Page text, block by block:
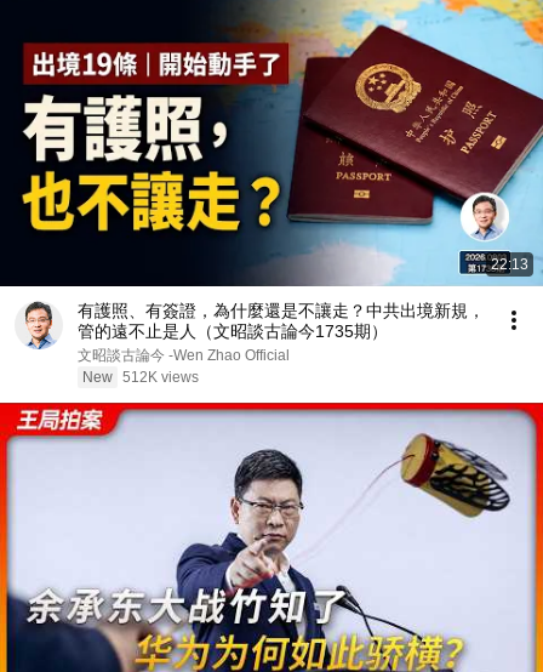
22:13
有護照、有簽證，為什麼還是不讓走？中共出境新規，
管的遠不止是人（文昭談古論今1735期）
文昭談古論今 -Wen Zhao Official
New 512K views